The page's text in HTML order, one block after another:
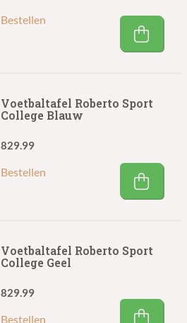
Bestellen
Voetbaltafel Roberto Sport
College Blauw
Bestellen
829.99
Voetbaltafel Roberto Sport
College Geel
Bestellen
829.99